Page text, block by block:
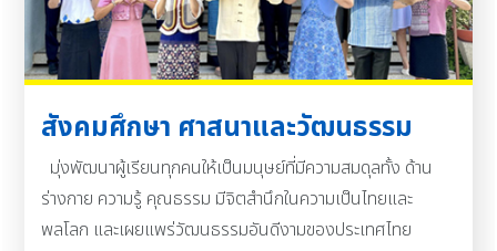
สังคมศึกษา ศาสนาและวัฒนธรรม
มุ่งพัฒนาผู้เรียนทุกคนให้เป็นมนุษย์ที่มีความสมดุลทั้ง ด้าน
ร่างกาย ความรู้ คุณธรรม มีจิตสำนึกในความเป็นไทยและ
พลโลก และเผยแพร่วัฒนธรรมอันดีงามของประเทศไทย